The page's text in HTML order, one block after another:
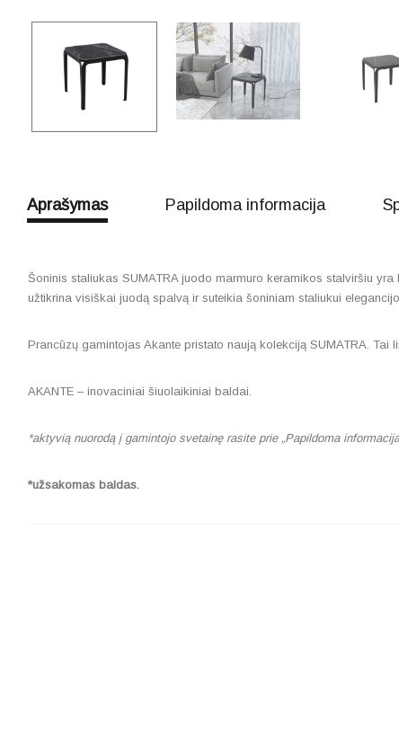
Aprašymas Papildoma informacija
Šoninis staliukas SUMATRA juodo marmuro keramikos stalviršiu
užtikrina visiškai juodą spalvą ir suteikia šoniniam staliukui
Prancūzų gamintojas Akante pristato naują kolekciją SUMATRA.
AKANTE – inovaciniai šiuolaikiniai baldai.
*aktyvią nuorodą į gamintojo svetainę rasite prie „Papildoma
*užsakomas baldas.